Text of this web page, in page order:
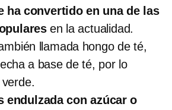
ha convertido en una de las
en la actualidad.
llamada hongo de té,
a base de té, por lo
endulzada con azúcar o